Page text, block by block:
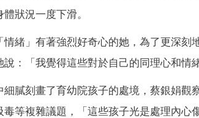
狀況一度下滑。
情緒」有著強烈好奇心的她，為了更深
說：「我覺得這些對於自己的同理心和情
細膩刻畫了育幼院孩子的處境，蔡銀娟
毒等複雜議題，「這些孩子光是處理內